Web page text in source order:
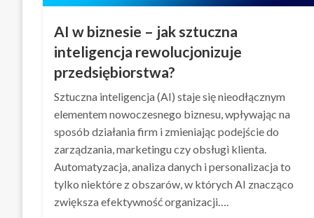
AI w biznesie – jak sztuczna
inteligencja rewolucjonizuje
przedsiębiorstwa?
Sztuczna inteligencja (AI) staje się nieodłącznym
elementem nowoczesnego biznesu, wpływając na
sposób działania firm i zmieniając podejście do
zarządzania, marketingu czy obsługi klienta.
Automatyzacja, analiza danych i personalizacja to
tylko niektóre z obszarów, w których AI znacząco
zwiększa efektywność organizacji….